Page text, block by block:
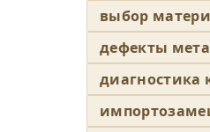
выбор
дефекты
диагностика